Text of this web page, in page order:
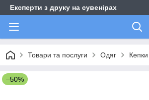
Експерти з друку на сувенірах
Товари та послуги Одяг Кепки
–50%